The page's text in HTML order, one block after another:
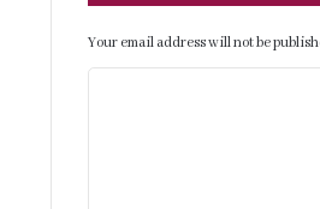
Your email address will not be